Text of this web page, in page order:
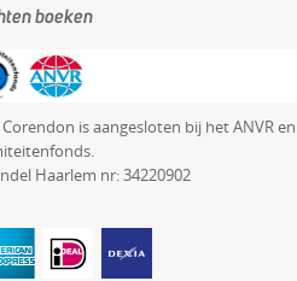
boeken
is aangesloten bij het ANVR en
Haarlem nr: 34220902